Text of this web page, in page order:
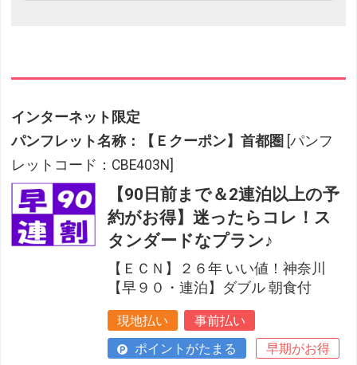
インターネット限定
パンフレット名称：【Ｅクーポン】首都圏 [パンフ
レットコード：CBE403N]
【90日前まで＆2連泊以上の予
約がお得】迷ったらコレ！ス
タンダードなプラン♪
【ＥＣＮ】２６年 いい値！神奈川
【早９０・連泊】ダブル 朝食付
現地払い
事前払い
ポイントがたまる
早期がお得